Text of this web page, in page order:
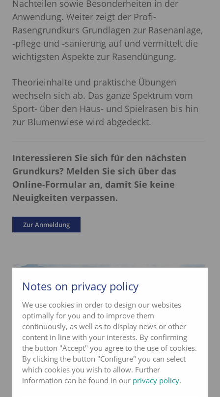
Nachteilen sowie Besonderheiten in der
Anwendung. Weiter zeigt der Profi-
Rasengrundkurs Grundlagen zur Rasenanlage,
‑pflege und ‑sanierung auf und vermittelt die
wichtigsten Aspekte zur Rasendüngung.
Theorieinhalte und praktische Übungen
wechseln sich ab. Das ganze Spektrum vom
Sport- über den Haus- und Spielrasen bis hin
zur Blumenwiese wird abgedeckt.
Interessieren Sie sich für den nächsten
Grundkurs? Melden Sie sich über das
Online-Formular an, damit Sie keine
Neuigkeiten verpassen.
Zur Anmeldung
Notes on privacy policy
We use cookies in order to design our websites
optimally for you and to improve them
continuously, as well as to display news or other
content in line with your interests. By confirming
the button "Accept" you agree to the use of cookies.
By clicking the button "Configure" you can select
which cookies you wish to allow. Further
information can be found in our privacy policy.